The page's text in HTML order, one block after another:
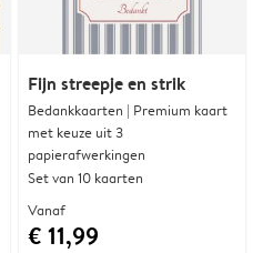
Fijn streepje en strik
Bedankkaarten | Premium kaart
met keuze uit 3
papierafwerkingen
Set van 10 kaarten
Vanaf
€ 11,99